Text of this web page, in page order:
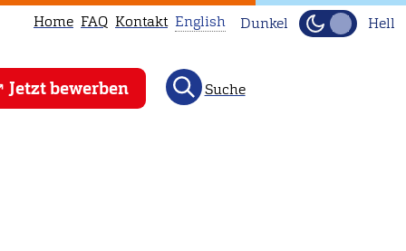
Home FAQ Kontakt
This
page
English Dunkel Hell
Jetzt bewerben Suche